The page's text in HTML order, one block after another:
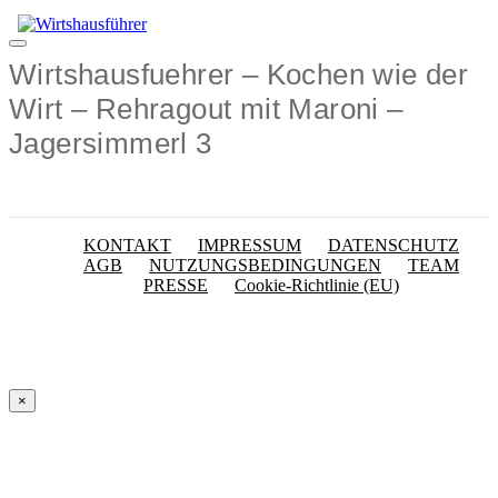
Zum
Inhalt
Menü
Wirtshausfuehrer – Kochen wie der
Wirt – Rehragout mit Maroni –
Jagersimmerl 3
KONTAKT IMPRESSUM
DATENSCHUTZ
AGB
NUTZUNGSBEDINGUNGEN
TEAM
PRESSE
Cookie-Richtlinie (EU)
×